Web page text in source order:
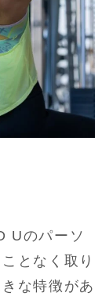
Uのパーソ
となく取り
な特徴があ